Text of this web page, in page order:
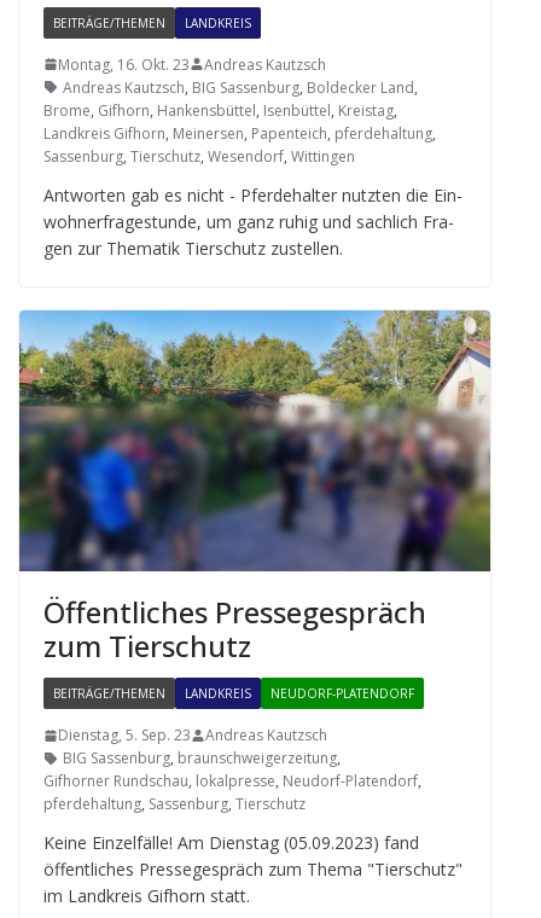
BEITRÄGE/THEMEN LANDKREIS
Montag, 16. Okt. 23
Andreas Kautzsch
Andreas Kautzsch, BIG Sassenburg, Boldecker Land,
Brome, Gifhorn, Hankensbüttel, Isenbüttel, Kreistag,
Landkreis Gifhorn, Meinersen, Papenteich, pferdehaltung,
Sassenburg, Tierschutz, Wesendorf, Wittingen
Ant­wor­ten gab es nicht - Pfer­de­hal­ter nutz­ten die Ein­
woh­ner­fra­ge­stunde, um ganz ruhig und sach­lich Fra­
gen zur The­ma­tik Tier­schutz zustellen.
Öffent­li­ches Pres­se­ge­spräch
zum Tierschutz
BEITRÄGE/THEMEN LANDKREIS NEUDORF-PLATENDORF
Dienstag, 5. Sep. 23
Andreas Kautzsch
BIG Sassenburg, braunschweigerzeitung,
Gifhorner Rundschau, lokalpresse, Neudorf-Platendorf,
pferdehaltung, Sassenburg, Tierschutz
Keine Ein­zel­fälle! Am Diens­tag (05.09.2023) fand
öffent­li­ches Pres­se­ge­spräch zum Thema "Tier­schutz"
im Land­kreis Gif­horn statt.